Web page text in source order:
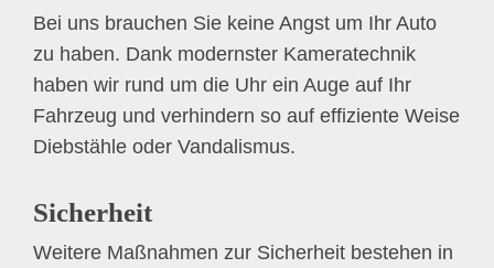
Bei uns brauchen Sie keine Angst um Ihr Auto
zu haben. Dank modernster Kameratechnik
haben wir rund um die Uhr ein Auge auf Ihr
Fahrzeug und verhindern so auf effiziente Weise
Diebstähle oder Vandalismus.
Sicherheit
Weitere Maßnahmen zur Sicherheit bestehen in